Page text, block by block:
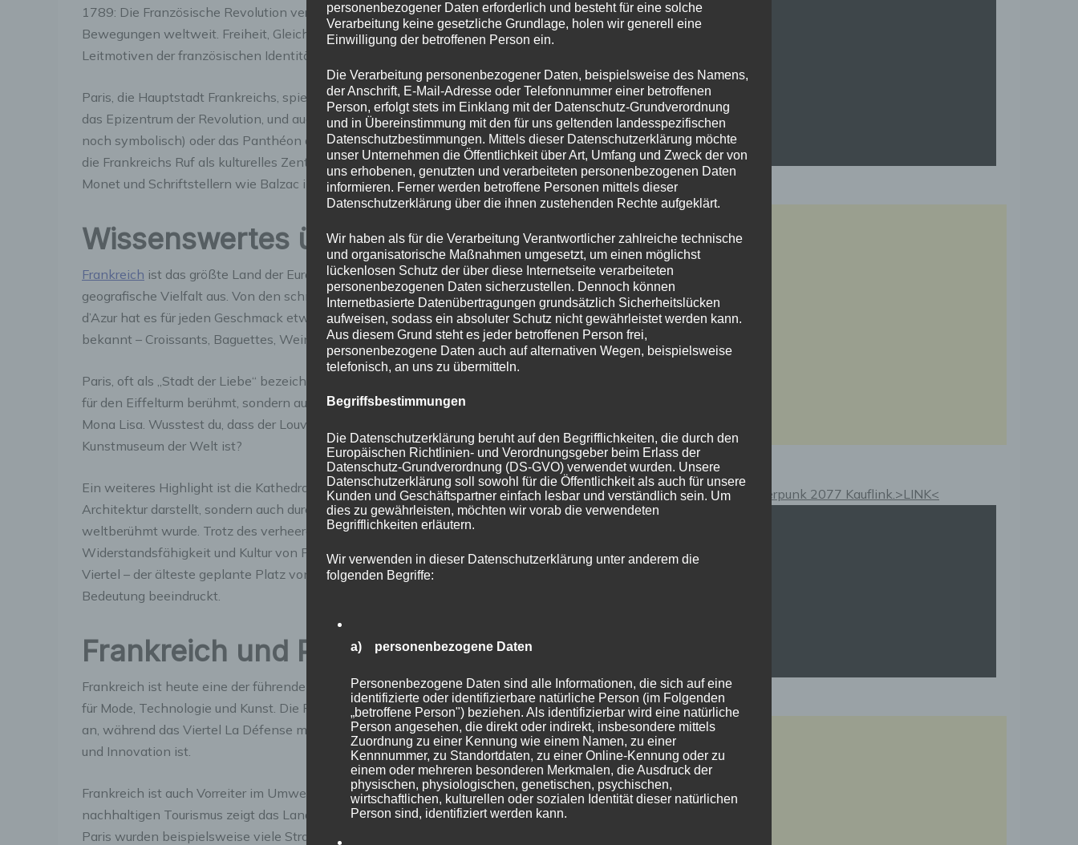
1789: Die Französische Revolution veränderte nicht nur das Land selbst, sondern inspirierte
Bewegungen weltweit. Freiheit, Gleichheit, Brüderlichkeit („Liberté, Égalité, Fraternité“) wurden zu
Leitmotiven der französischen Identität.
Paris, die Hauptstadt Frankreichs, spielte eine entscheidende Rolle in dieser Entwicklung. Die Stadt war
das Epizentrum der Revolution, und auch heute erinnern Wahrzeichen wie die Bastille (wenn auch nur
noch symbolisch) oder das Panthéon an diese Zeit. Paris war auch die Wiege vieler Künstler und Denker,
die Frankreichs Ruf als kulturelles Zentrum Europas festigten. Die Stadt hat Generationen von Malern wie
Monet und Schriftstellern wie Balzac inspiriert, deren Werke die Essenz von Paris eingefangen haben.
Wissenswertes über Frankreich und Paris
Frankreich ist das größte Land der Europäischen Union und zeichnet sich durch eine erstaunliche
geografische Vielfalt aus. Von den schneebedeckten Alpen bis hin zu den sonnigen Stränden der Côte
d’Azur hat es für jeden Geschmack etwas zu bieten. Es ist auch weltweit für seine exzellente Küche
bekannt – Croissants, Baguettes, Weine und Käse sind nur der Anfang.
Paris, oft als „Stadt der Liebe“ bezeichnet, zieht jährlich Millionen von Touristen an. Die Stadt ist nicht nur
für den Eiffelturm berühmt, sondern auch für ihre unzähligen Museen, darunter der Louvre – Heimat der
Mona Lisa. Wusstest du, dass der Louvre mit einer Fläche von 72.735 Quadratmetern das größte
Kunstmuseum der Welt ist?
Ein weiteres Highlight ist die Kathedrale Notre-Dame, die nicht nur ein Meisterwerk der gotischen
Architektur darstellt, sondern auch durch Victor Hugos Roman „Der Glöckner von Notre-Dame“
weltberühmt wurde. Trotz des verheerenden Brands im Jahr 2019 bleibt sie ein Symbol der
Widerstandsfähigkeit und Kultur von Paris. Ebenso faszinierend ist der Place des Vosges im Marais-
Viertel – der älteste geplante Platz von Paris, der durch seine symmetrische Architektur und historische
Bedeutung beeindruckt.
Frankreich und Paris heute
Frankreich ist heute eine der führenden Nationen Europas. Die Hauptstadt Paris ist ein globaler Hotspot
für Mode, Technologie und Kunst. Die Pariser Fashion Week zieht Designer und Modefans aus aller Welt
an, während das Viertel La Défense mit seinen futuristischen Wolkenkratzern ein Zentrum für Wirtschaft
und Innovation ist.
Frankreich ist auch Vorreiter im Umweltschutz. Mit einem starken Fokus auf erneuerbare Energien und
nachhaltigen Tourismus zeigt das Land, dass Tradition und Fortschritt Hand in Hand gehen können. In
Paris wurden beispielsweise viele Straßen in autofreie Zonen umgewandelt, um die Lebensqualität der
Cyberpunk 2077 Kauflink.>LINK<
personenbezogener Daten erforderlich und besteht für eine solche
Verarbeitung keine gesetzliche Grundlage, holen wir generell eine
Einwilligung der betroffenen Person ein.
Die Verarbeitung personenbezogener Daten, beispielsweise des Namens,
der Anschrift, E-Mail-Adresse oder Telefonnummer einer betroffenen
Person, erfolgt stets im Einklang mit der Datenschutz-Grundverordnung
und in Übereinstimmung mit den für uns geltenden landesspezifischen
Datenschutzbestimmungen. Mittels dieser Datenschutzerklärung möchte
unser Unternehmen die Öffentlichkeit über Art, Umfang und Zweck der von
uns erhobenen, genutzten und verarbeiteten personenbezogenen Daten
informieren. Ferner werden betroffene Personen mittels dieser
Datenschutzerklärung über die ihnen zustehenden Rechte aufgeklärt.
Wir haben als für die Verarbeitung Verantwortlicher zahlreiche technische
und organisatorische Maßnahmen umgesetzt, um einen möglichst
lückenlosen Schutz der über diese Internetseite verarbeiteten
personenbezogenen Daten sicherzustellen. Dennoch können
Internetbasierte Datenübertragungen grundsätzlich Sicherheitslücken
aufweisen, sodass ein absoluter Schutz nicht gewährleistet werden kann.
Aus diesem Grund steht es jeder betroffenen Person frei,
personenbezogene Daten auch auf alternativen Wegen, beispielsweise
telefonisch, an uns zu übermitteln.
Begriffsbestimmungen
Die Datenschutzerklärung beruht auf den Begrifflichkeiten, die durch den
Europäischen Richtlinien- und Verordnungsgeber beim Erlass der
Datenschutz-Grundverordnung (DS-GVO) verwendet wurden. Unsere
Datenschutzerklärung soll sowohl für die Öffentlichkeit als auch für unsere
Kunden und Geschäftspartner einfach lesbar und verständlich sein. Um
dies zu gewährleisten, möchten wir vorab die verwendeten
Begrifflichkeiten erläutern.
Wir verwenden in dieser Datenschutzerklärung unter anderem die
folgenden Begriffe:
a) personenbezogene Daten
Personenbezogene Daten sind alle Informationen, die sich auf eine
identifizierte oder identifizierbare natürliche Person (im Folgenden
„betroffene Person") beziehen. Als identifizierbar wird eine natürliche
Person angesehen, die direkt oder indirekt, insbesondere mittels
Zuordnung zu einer Kennung wie einem Namen, zu einer
Kennnummer, zu Standortdaten, zu einer Online-Kennung oder zu
einem oder mehreren besonderen Merkmalen, die Ausdruck der
physischen, physiologischen, genetischen, psychischen,
wirtschaftlichen, kulturellen oder sozialen Identität dieser natürlichen
Person sind, identifiziert werden kann.